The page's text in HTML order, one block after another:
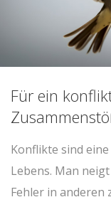
Für ein
Konflikte sind
Lebens. Man
Fehler in anderen